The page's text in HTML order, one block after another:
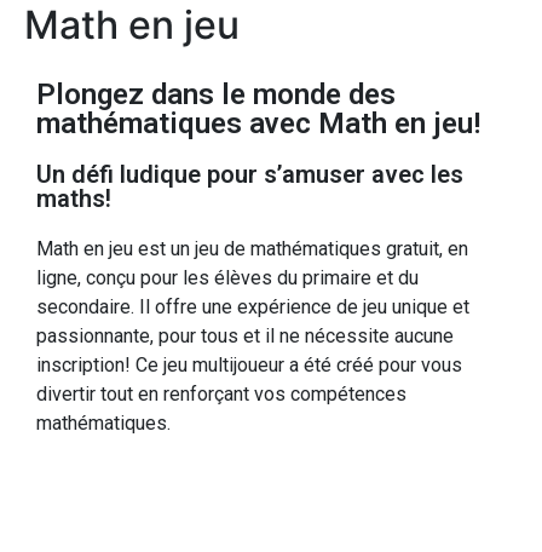
Math en jeu
Plongez dans le monde des
mathématiques avec Math en jeu!
Un défi ludique pour s’amuser avec les
maths!
Math en jeu est un jeu de mathématiques gratuit, en
ligne, conçu pour les élèves du primaire et du
secondaire. Il offre une expérience de jeu unique et
passionnante, pour tous et il ne nécessite aucune
inscription! Ce jeu multijoueur a été créé pour vous
divertir tout en renforçant vos compétences
mathématiques.